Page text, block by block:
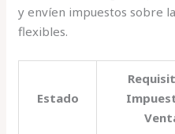
y envíen impuestos sobre
flexibles.
Estado